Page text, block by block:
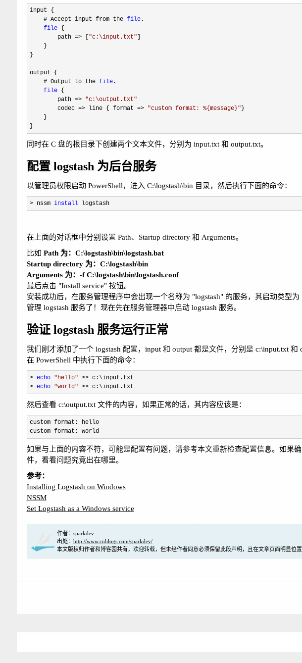
input {
    # Accept input from the
file.
file {
        path
=> [ "c:\input.txt"
    }
}
output {
    # Output to the
file.
file {
        path
=> "c:\output.txt"
        codec
=> line { format => "custom format: %{message}" }
    }
}
同时在 C 盘的根目录下创建两个文本文件，分别为 input.txt 和 output.txt。
配置 logstash 为后台服务
以管理员权限启动 PowerShell，进入 C:\logstash\bin 目录，然后执行下面的命令：
> nssm install logstash
在上面的对话框中分别设置 Path、Startup directory 和 Arguments。
比如 Path 为：C:\logstash\bin\logstash.bat
Startup directory 为：C:\logstash\bin
Arguments 为：-f C:\logstash\bin\logstash.conf
最后点击 "Install service" 按钮。
安装成功后，在服务管理程序中会出现一个名称为 "logstash" 的服务，其启动类型
管理 logstash 服务了！现在先在服务管理器中启动 logstash 服务。
验证 logstash 服务运行正常
我们刚才添加了一个 logstash 配置，input 和 output 都是文件，分别是 c:\input.txt 和
在 PowerShell 中执行下面的命令：
> echo "hello" >>
> echo "world" >> c:\input.txt
然后查看 c:\output.txt 文件的内容，如果正常的话，其内容应该是：
custom format: hello
custom format: world
如果与上面的内容不符，可能是配置有问题，请参考本文重新检查配置信息。如果
件，看看问题究竟出在哪里。
参考：
Installing Logstash on Windows
NSSM
Set Logstash as a Windows service
作者： sparkdev
出处： http://www.cnblogs.com/sparkdev/
本文版权归作者和博客园共有，欢迎转载，但未经作者同意必须保留此段声明，且在文章页面明显位